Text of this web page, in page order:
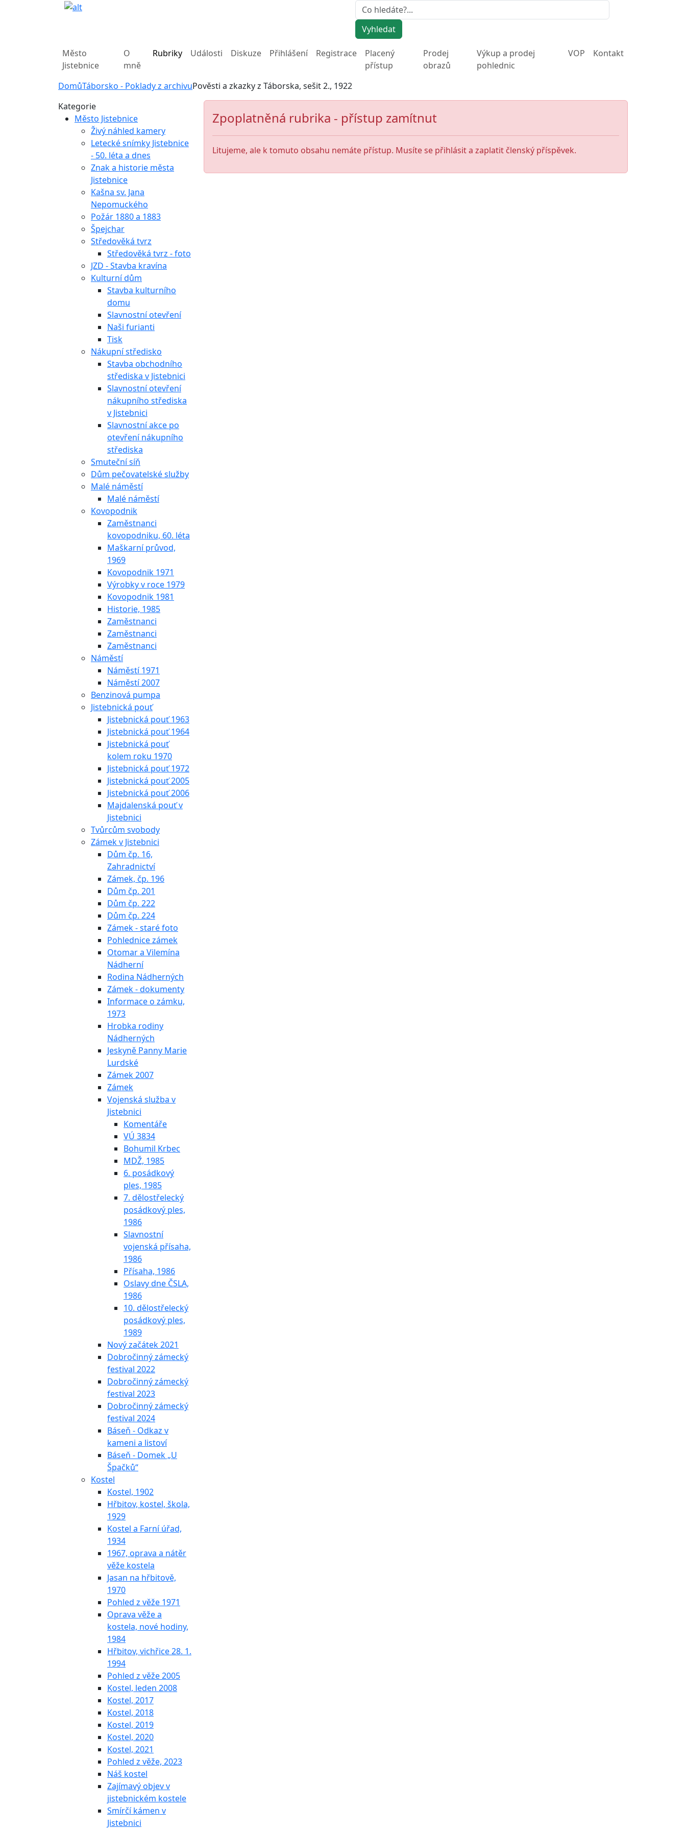
Vyhledat
Město
Jistebnice
O
mně
Rubriky Události Diskuze Přihlášení Registrace
Placený
přístup
Prodej
obrazů
Výkup a prodej
pohlednic
VOP Kontakt
DomůTáborsko - Poklady z archivuPověsti a zkazky z Táborska, sešit 2., 1922
Zpoplatněná rubrika - přístup zamítnut
Litujeme, ale k tomuto obsahu nemáte přístup. Musíte se přihlásit a zaplatit členský příspěvek.
Kategorie
Město Jistebnice
Živý náhled kamery
Letecké snímky Jistebnice
- 50. léta a dnes
Znak a historie města
Jistebnice
Kašna sv. Jana
Nepomuckého
Požár 1880 a 1883
Špejchar
Středověká tvrz
Středověká tvrz - foto
JZD - Stavba kravína
Kulturní dům
Stavba kulturního
domu
Slavnostní otevření
Naši furianti
Tisk
Nákupní středisko
Stavba obchodního
střediska v Jistebnici
Slavnostní otevření
nákupního střediska
v Jistebnici
Slavnostní akce po
otevření nákupního
střediska
Smuteční síň
Dům pečovatelské služby
Malé náměstí
Malé náměstí
Kovopodnik
Zaměstnanci
kovopodniku, 60. léta
Maškarní průvod,
1969
Kovopodnik 1971
Výrobky v roce 1979
Kovopodnik 1981
Historie, 1985
Zaměstnanci
Zaměstnanci
Zaměstnanci
Náměstí
Náměstí 1971
Náměstí 2007
Benzinová pumpa
Jistebnická pouť
Jistebnická pouť 1963
Jistebnická pouť 1964
Jistebnická pouť
kolem roku 1970
Jistebnická pouť 1972
Jistebnická pouť 2005
Jistebnická pouť 2006
Majdalenská pouť v
Jistebnici
Tvůrcům svobody
Zámek v Jistebnici
Dům čp. 16,
Zahradnictví
Zámek, čp. 196
Dům čp. 201
Dům čp. 222
Dům čp. 224
Zámek - staré foto
Pohlednice zámek
Otomar a Vilemína
Nádherní
Rodina Nádherných
Zámek - dokumenty
Informace o zámku,
1973
Hrobka rodiny
Nádherných
Jeskyně Panny Marie
Lurdské
Zámek 2007
Zámek
Vojenská služba v
Jistebnici
Komentáře
VÚ 3834
Bohumil Krbec
MDŽ, 1985
6. posádkový
ples, 1985
7. dělostřelecký
posádkový ples,
1986
Slavnostní
vojenská přísaha,
1986
Přísaha, 1986
Oslavy dne ČSLA,
1986
10. dělostřelecký
posádkový ples,
1989
Nový začátek 2021
Dobročinný zámecký
festival 2022
Dobročinný zámecký
festival 2023
Dobročinný zámecký
festival 2024
Báseň - Odkaz v
kameni a listoví
Báseň - Domek „U
Špačků“
Kostel
Kostel, 1902
Hřbitov, kostel, škola,
1929
Kostel a Farní úřad,
1934
1967, oprava a nátěr
věže kostela
Jasan na hřbitově,
1970
Pohled z věže 1971
Oprava věže a
kostela, nové hodiny,
1984
Hřbitov, vichřice 28. 1.
1994
Pohled z věže 2005
Kostel, leden 2008
Kostel, 2017
Kostel, 2018
Kostel, 2019
Kostel, 2020
Kostel, 2021
Pohled z věže, 2023
Náš kostel
Zajímavý objev v
jistebnickém kostele
Smírčí kámen v
Jistebnici